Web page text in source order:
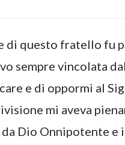
questo fratello fu
sempre vincolata
e di oppormi al
mi aveva
Dio Onnipotente e